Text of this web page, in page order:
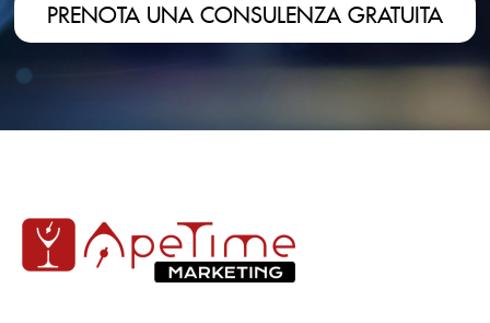
PRENOTA UNA CONSULENZA GRATUITA